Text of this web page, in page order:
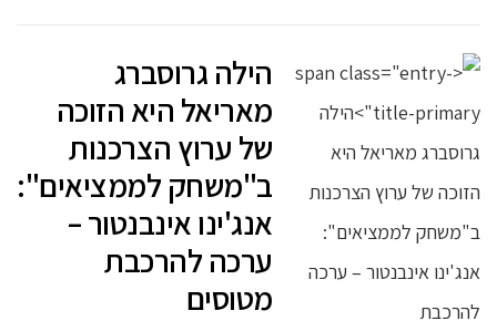
הילה גרוסברג
מאריאל היא הזוכה
של ערוץ הצרכנות
ב"משחק לממציאים":
אנג'ינו אינבנטור –
ערכה להרכבת
מטוסים